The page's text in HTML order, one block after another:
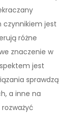
czynnikiem jest
różne
znaczenie w
jest
sprawdzą
a inne na